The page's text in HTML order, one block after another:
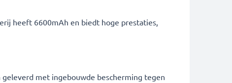
heeft 6600mAh en biedt hoge prestaties,
met ingebouwde bescherming tegen